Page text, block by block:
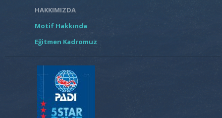
HAKKIMIZDA
Motif Hakkında
Eğitmen Kadromuz